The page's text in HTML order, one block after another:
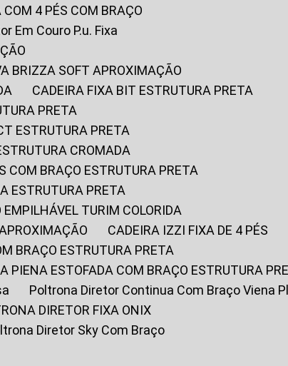
COM 4 PÉS COM BRAÇO
Em Couro P.u. Fixa
BRIZZA SOFT APROXIMAÇÃO
CADEIRA FIXA BIT ESTRUTURA PRETA
PRETA
ESTRUTURA PRETA
CROMADA
COM BRAÇO ESTRUTURA PRETA
ESTRUTURA PRETA
EMPILHÁVEL TURIM COLORIDA
CADEIRA IZZI FIXA DE 4 PÉS
BRAÇO ESTRUTURA PRETA
PIENA ESTOFADA COM BRAÇO ESTRUTURA
Poltrona Diretor Continua Com Braço Viena
DIRETOR FIXA ONIX
Diretor Sky Com Braço